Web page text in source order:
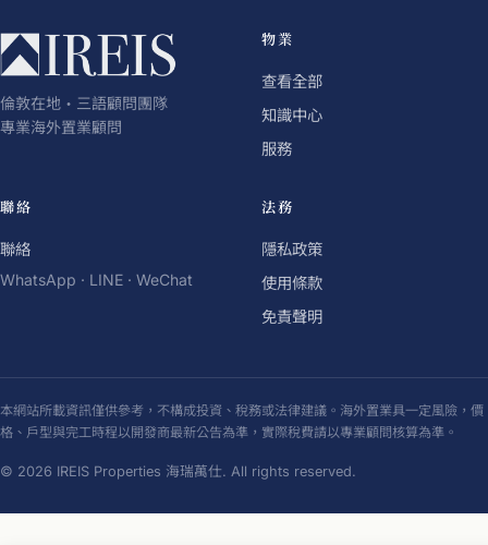
倫敦在地・三語顧問團隊
專業海外置業顧問
物業
查看全部
知識中心
服務
聯絡
聯絡
WhatsApp · LINE · WeChat
法務
隱私政策
使用條款
免責聲明
本網站所載資訊僅供參考，不構成投資、稅務或法律建議。海外置業具一定風險，價
格、戶型與完工時程以開發商最新公告為準，實際稅費請以專業顧問核算為準。
© 2026 IREIS Properties 海瑞萬仕. All rights reserved.